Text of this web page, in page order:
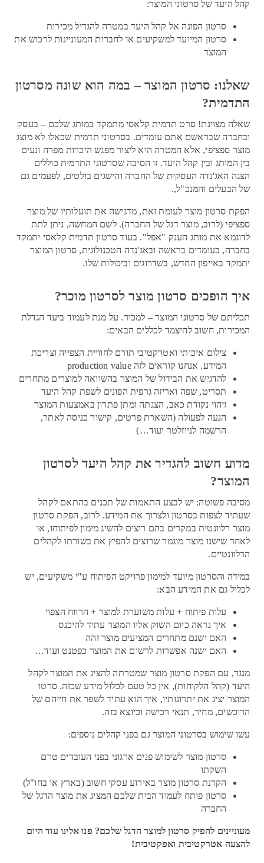
קהל היעד של סרטוני המוצר:
סרטון הפונה אל קהל היעד במטרה להגדיל מכירות
סרטון המיועד למשקיעים או לחברות המעוניינות לרכוש את
המוצר
שאלנו: סרטון המוצר – במה הוא שונה מסרטון
התדמית?
שאלה מצוינת! סרט תדמית קלאסי מתמקד במותג שלכם – בעסק
ובחברה שבראשם אתם עומדים. בסרטוני תדמית שכאלו לא מוצג
מוצר ספציפי, אלא המטרה היא ליצור מפגש היכרות מפרה ונעים
בין המותג ובין קהל היעד. זו הסיבה שסרטוני התדמית כוללים
הצגה האג'נדה העסקית של החברה והישגים בולטים, לפעמים גם
של הבעלים והמנכ"ל,.
הפקת סרטון מוצר לעומת זאת, מדגישה את תועלותיו של מוצר
ספציפי (לרוב, מוצר דגל של החברה). לשם המחשה, ניתן לתת
לדוגמא את מותג הענק "אפל". בעוד סרטון תדמית קלאסי יתמקד
בחברה, בעומדים בראשה ובאג'נדה הטכנולוגית, סרטון המוצר
יתמקד באייפון החדש, בשדרוגים וביכולות שלו.
איך הופכים סרטון מוצר לסרטון מוכר?
תכליתם של סרטוני המוצר – למכור. על מנת לעמוד ביעד הגדלת
המכירות, חשוב להיצמד לכללים הבאים:
צילום איכותי ואטרקטיבי תורם לחוויית הצפייה וצריכת
המידע. אנחנו קוראים לזה production value
להדגיש את הבידול של המוצר בהשוואה למוצרים מתחרים
תסריט, שפה ואריזה גרפית הפונים לשפת קהל היעד
זיהוי נקודת כאב, הצגתה ומתן פתרון באמצעות המוצר
הנעה לפעולה (השארת פרטים, קישור כניסה לאתר,
הרשמה לניוזלטר ועוד…)
מדוע חשוב להגדיר את קהל היעד לסרטון
המוצר?
מסיבה פשוטה: יש לבצע התאמות של תכנים בהתאם לקהל
שעתיד לצפות בסרטון ולצרוך את המידע. לרוב, הפקת סרטון
מוצר רלוונטית במקרים בהם רוצים להשיג מימון לפיתוחו, או
לאחר שישנו מוצר מוגמר שרוצים להפיץ את בשורתו לקהלים
הרלוונטיים.
במידה והסרטון מיועד למימון פרויקט הפיתוח ע"י משקיעים, יש
לכלול גם את המידע הבא:
עלות פיתוח + עלות משוערת למוצר + הרווח הצפוי
איך נראה כיום השוק אליו המוצר עתיד להיכנס
האם ישנם מתחרים המציעים מוצר זהה
האם ישנה אפשרות לרשום את המוצר כפטנט ועוד…
מנגד, עם הפקת סרטון מוצר שמטרתה להציג את המוצר לקהל
היעד (קהל הלקוחות), אין כל טעם לכלול מידע שכזה. סרטו
המוצר יציג את יתרונותיו, איך הוא עתיד לשפר את חייהם של
הרוכשים, מחיר, תנאי רכישה וכיוצא בזה.
עשו שימוש בסרטוני המוצר גם בפני קהלים נוספים:
סרטון מוצר לשימוש פנים ארגוני בפני העובדים טרם
השקתו
הקרנת סרטון מוצר באירוע עסקי חשוב (בארץ או בחו"ל)
סרטון פותח לעמוד הבית שלכם המציג את מוצר הדגל של
החברה
מעוניינים להפיק סרטון למוצר הדגל שלכם? פנו אלינו עוד היום
להצעה אטרקטיבית ואפקטיבית!